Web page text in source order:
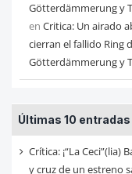
Götterdämmerung y
en Critica: Un airado
cierran el fallido Ring
Götterdämmerung y
Últimas 10 entradas
Crítica: ¡“La Ceci”(lia)
y cruz de un estreno